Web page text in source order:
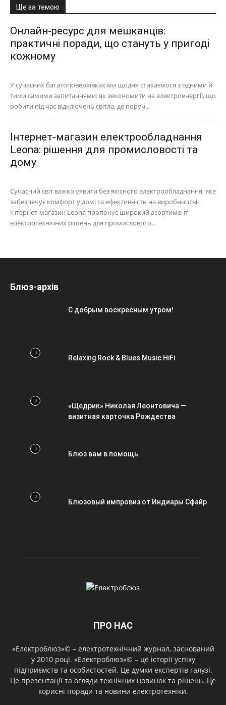
Ще за темою
Онлайн-ресурс для мешканців:
практичні поради, що стануть у пригоді
кожному
У сучасних багатоповерхівках ми щодня стикаємося з одними й
тими самими запитаннями: як зекономити на електроенергії, що
робити під час відключень світла, де поруч...
Інтернет-магазин електрообладнання
Leona: рішення для промисловості та
дому
Сучасний світ важко уявити без якісного електрообладнання, яке
забезпечує комфорт у домі та ефективність на виробництві.
Інтернет-магазин Leona пропонує широкий асортимент
електротехнічних рішень для промислового...
Блюз-архів
С добрым воскресным утром!
Relaxing Rock & Blues Music HiFi
«Щедрик» Николая Леонтовича —
визитная карточка Рождества
Блюз вам в помощь
Блюзовый импровиз от Индиары Сфайр
ПРО НАС
«Електроблюз»© – електротехнічний журнал, заснований
у 2010 році. «Електроблюз»© – це історії успіху
підприємств та особистостей. Це думки експертів галузі.
Це презентації та огляди технічних новинок та рішень. Це
корисні поради та новини електротехніки.